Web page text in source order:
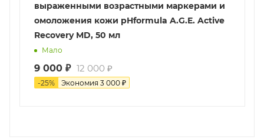
выраженными возрастными маркерами и
омоложения кожи pHformula A.G.E. Active
Recovery MD, 50 мл
Мало
9 000 ₽ 12 000 ₽
-25% Экономия 3 000 ₽